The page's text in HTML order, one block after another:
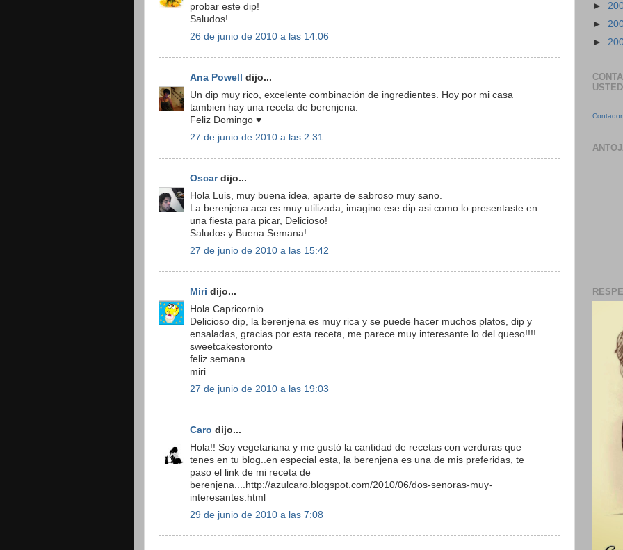
probar este dip!
Saludos!
26 de junio de 2010 a las 14:06
Ana Powell
dijo...
Un dip muy rico, excelente combinación de ingredientes. Hoy por mi casa
tambien hay una receta de berenjena.
Feliz Domingo ♥
27 de junio de 2010 a las 2:31
Oscardijo...
Hola Luis, muy buena idea, aparte de sabroso muy sano.
La berenjena aca es muy utilizada, imagino ese dip asi como lo presentaste en
una fiesta para picar, Delicioso!
Saludos y Buena Semana!
27 de junio de 2010 a las 15:42
Miri dijo...
Hola Capricornio
Delicioso dip, la berenjena es muy rica y se puede hacer muchos platos, dip y
ensaladas, gracias por esta receta, me parece muy interesante lo del queso!!!!
sweetcakestoronto
feliz semana
miri
27 de junio de 2010 a las 19:03
Caro dijo...
Hola!! Soy vegetariana y me gustó la cantidad de recetas con verduras que
tenes en tu blog..en especial esta, la berenjena es una de mis preferidas, te
paso el link de mi receta de
berenjena....http://azulcaro.blogspot.com/2010/06/dos-senoras-muy-
interesantes.html
29 de junio de 2010 a las 7:08
►
►
►